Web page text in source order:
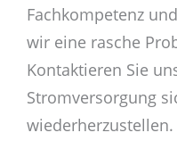
Fachkompetenz
wir eine rasche
Kontaktieren Sie
Stromversorgung